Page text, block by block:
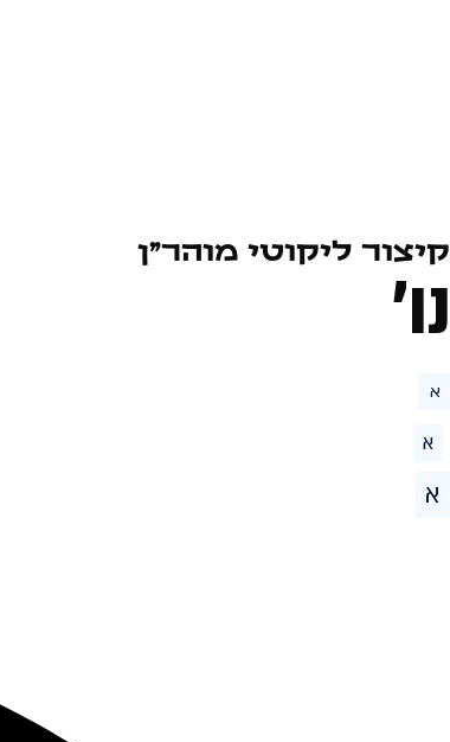
קיצור ליקוטי מוהר״ן
נו׳
א
א
א